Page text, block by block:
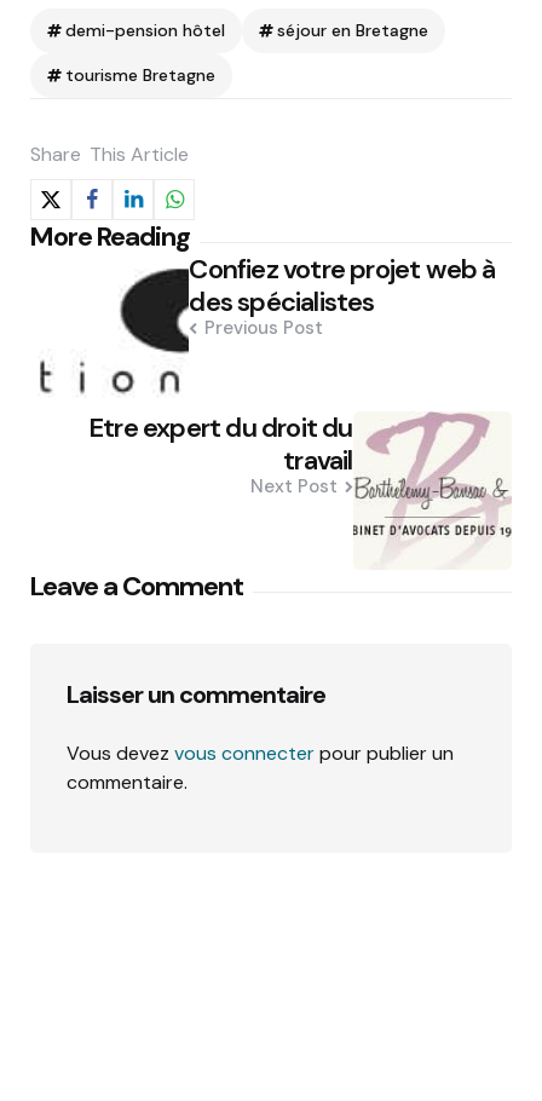
demi-pension hôtel séjour en Bretagne
tourisme Bretagne
Share This Article
More Reading
Post
navigation Confiez votre projet web à
des spécialistes
Previous Post
Etre expert du droit du
travail
Next Post
Leave a Comment
Laisser un commentaire
Vous devez vous connecterpour publier un
commentaire.